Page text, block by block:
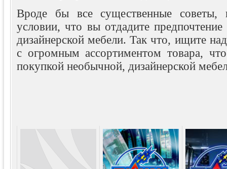
Вроде бы все существенные советы,
условии, что вы отдадите
дизайнерской мебели. Так что, ищите
с огромным ассортиментом товара,
покупкой необычной, дизайнерской